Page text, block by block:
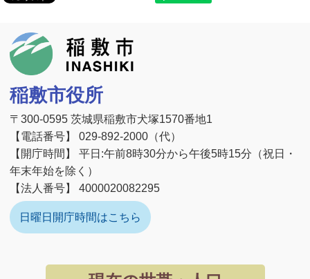
稲敷市役所
〒300-0595 茨城県稲敷市犬塚1570番地1
【電話番号】 029-892-2000（代）
【開庁時間】 平日:午前8時30分から午後5時15分（祝日・
年末年始を除く）
【法人番号】 4000020082295
日曜日開庁時間はこちら